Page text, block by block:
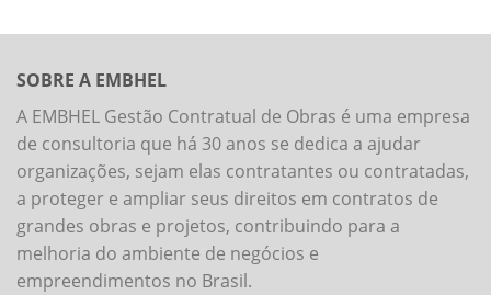
SOBRE A EMBHEL
A EMBHEL Gestão Contratual de Obras é uma empresa
de consultoria que há 30 anos se dedica a ajudar
organizações, sejam elas contratantes ou contratadas,
a proteger e ampliar seus direitos em contratos de
grandes obras e projetos, contribuindo para a
melhoria do ambiente de negócios e
empreendimentos no Brasil.